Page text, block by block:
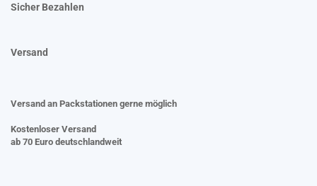
Sicher Bezahlen
Versand
Versand an Packstationen gerne möglich
Kostenloser Versand
ab 70 Euro deutschlandweit